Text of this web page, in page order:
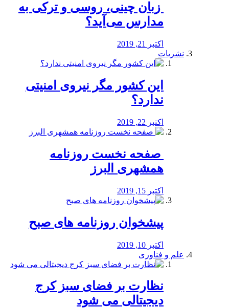
️ زبان چینی، روسی و ترکی به
مدارس می‌آید؟
اکتبر 21, 2019
نشریات
این کشور مگر نیروی امنیتی
ندارد؟
اکتبر 22, 2019
️ صفحه نخست روزنامه‌
همشهری البرز
اکتبر 15, 2019
پیشخوان روزنامه های صبح
اکتبر 10, 2019
علم و فناوری
نظارت بر فضای سبز کرج
دیجیتالی می شود